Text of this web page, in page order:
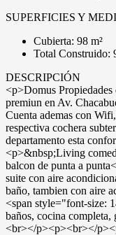
SUPERFICIES Y
Cubierta: 98 m²
Total Construido:
DESCRIPCIÓN
<p>Domus
premiun en Av.
Cuenta ademas con
respectiva cochera
departamento esta
<p>&nbsp;Living
balcon de punta a
suite con aire
baño, tambien con aire
<span style="font-size:
baños, cocina
<br></p><p><br></